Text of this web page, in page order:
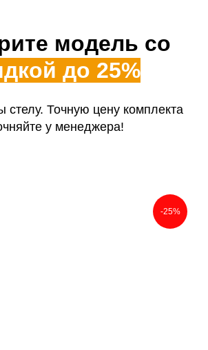
модель со
до 25%
стелу. Точную цену комплекта
у менеджера!
-25%